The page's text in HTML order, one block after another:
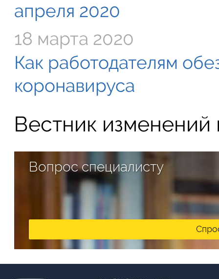
апреля 2020
18 марта 2020
Как работодателям
коронавируса
Вестник изменений
Вопрос специалисту